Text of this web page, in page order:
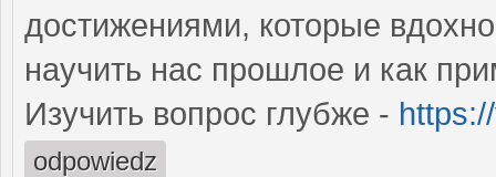
достижениями, которые
научить нас прошлое и как
Изучить вопрос глубже -
odpowiedz